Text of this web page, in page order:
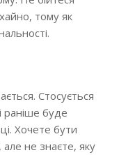
тому як
Стосується
раніше буде
Хочете бути
не знаєте, яку